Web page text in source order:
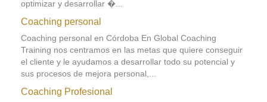
optimizar y desarrollar �...
Coaching personal
Coaching personal en Córdoba En Global Coaching
Training nos centramos en las metas que quiere conseguir
el cliente y le ayudamos a desarrollar todo su potencial y
sus procesos de mejora personal,...
Coaching Profesional